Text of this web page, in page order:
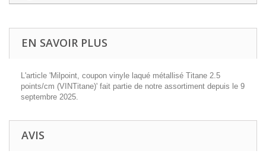
EN SAVOIR PLUS
L'article 'Milpoint, coupon vinyle laqué métallisé Titane 2.5
points/cm (VINTitane)' fait partie de notre assortiment depuis le 9
septembre 2025.
AVIS